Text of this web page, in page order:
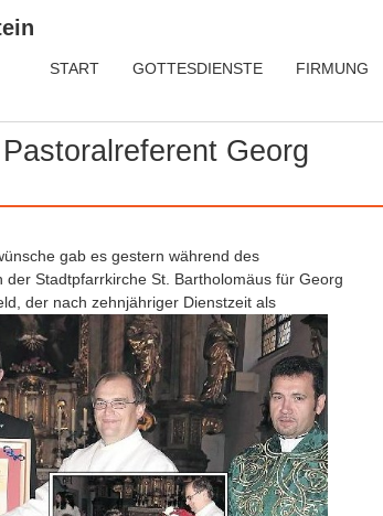
START GOTTESDIENSTE FIRMUNG
Georg
gab es gestern während des
der Stadtpfarrkirche St. Bartholomäus für Georg
der nach zehnjähriger Dienstzeit als